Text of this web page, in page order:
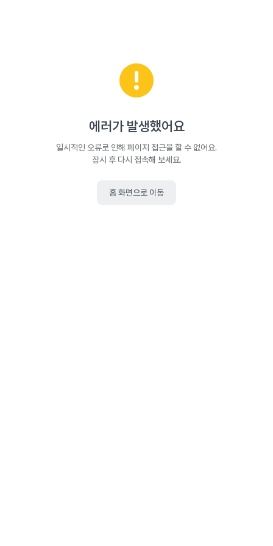
에러가 발생했어요
일시적인 오류로 인해 페이지 접근을 할 수 없어요.
잠시 후 다시 접속해 보세요.
홈 화면으로 이동